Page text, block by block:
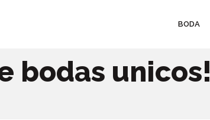
BODA
bodas unicos!